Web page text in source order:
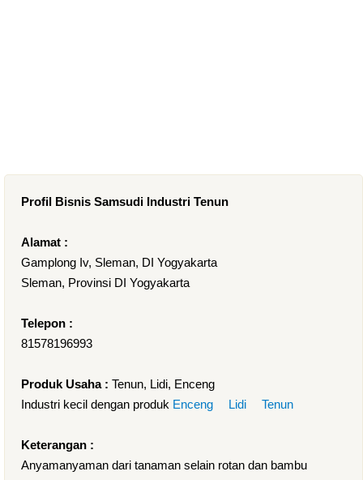
Profil Bisnis Samsudi Industri Tenun
Alamat :
Gamplong Iv, Sleman, DI Yogyakarta
Sleman, Provinsi DI Yogyakarta
Telepon :
81578196993
Produk Usaha : Tenun, Lidi, Enceng
Industri kecil dengan produk Enceng Lidi Tenun
Keterangan :
Anyamanyaman dari tanaman selain rotan dan bambu